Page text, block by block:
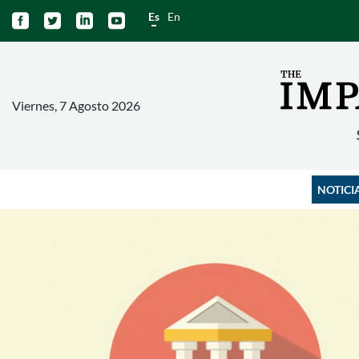
    Es En
Viernes, 7 Agosto 2026